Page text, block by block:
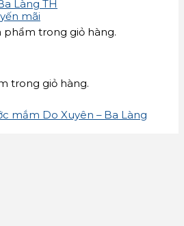
phẩm trong giỏ hàng.
trong giỏ hàng.
Làng TH
mãi
mắm Do Xuyên – Ba Làng